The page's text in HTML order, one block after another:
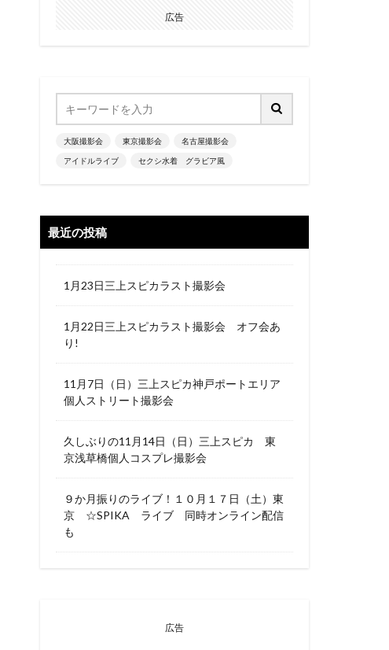
広告
大阪撮影会 東京撮影会 名古屋撮影会
アイドルライブ セクシ水着 グラビア風
最近の投稿
1月23日三上スピカラスト撮影会
1月22日三上スピカラスト撮影会 オフ会あ
り!
11月7日（日）三上スピカ神戸ポートエリア
個人ストリート撮影会
久しぶりの11月14日（日）三上スピカ 東
京浅草橋個人コスプレ撮影会
９か月振りのライブ！１０月１７日（土）東
京 ☆SPIKA ライブ 同時オンライン配信
も
広告